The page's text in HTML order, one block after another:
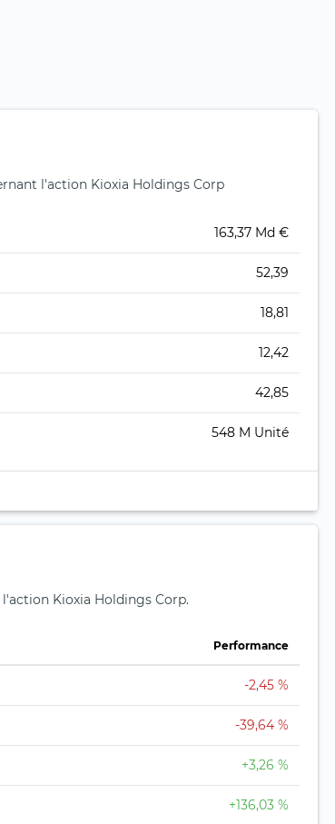
l'action Kioxia Holdings Corp
163,37 Md €
52,39
18,81
12,42
42,85
548 M Unité
Kioxia Holdings Corp.
Performance
-2,45 %
-39,64 %
+3,26 %
+136,03 %